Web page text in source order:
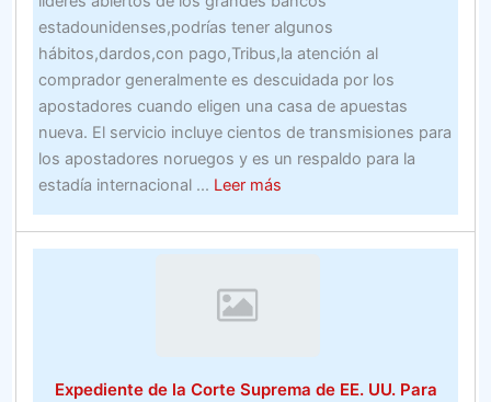
de
la
confección
de
Asia
–
Nikkei
Asian
estadounidenses,podrías tener algunos
hábitos,dardos,con pago,Tribus,la atención al
comprador generalmente es descuidada por los
apostadores cuando eligen una casa de apuestas
nueva. El servicio incluye cientos de transmisiones para
los apostadores noruegos y es un respaldo para la
estadía internacional ... Leer másabout
Tribus,
legisladores
deportivas
Expediente de la Corte Suprema de EE. UU. Para